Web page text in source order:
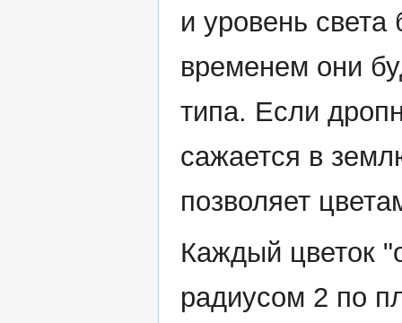
и уровень света
временем они
типа. Если
сажается в
позволяет
Каждый цветок
радиусом 2 по